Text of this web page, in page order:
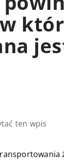
ten wpis